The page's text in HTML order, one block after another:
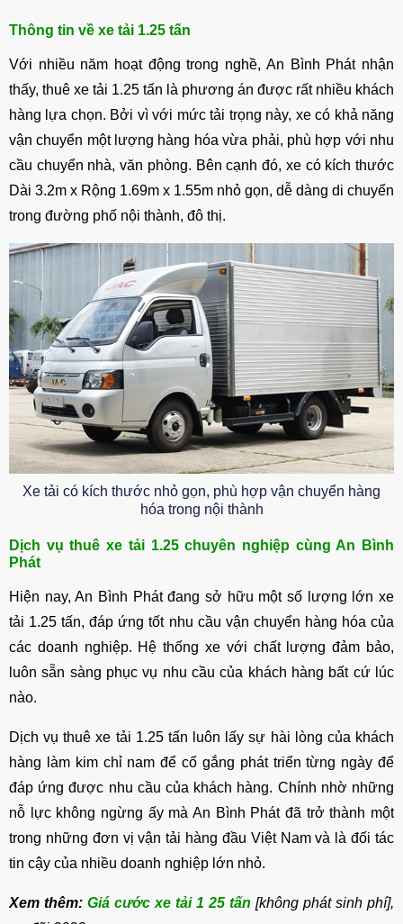
Thông tin về xe tải 1.25 tấn
Với nhiều năm hoạt động trong nghề, An Bình Phát nhận
thấy, thuê xe tải 1.25 tấn là phương án được rất nhiều khách
hàng lựa chọn. Bởi vì với mức tải trọng này, xe có khả năng
vận chuyển một lượng hàng hóa vừa phải, phù hợp với nhu
cầu chuyển nhà, văn phòng. Bên cạnh đó, xe có kích thước
Dài 3.2m x Rộng 1.69m x 1.55m nhỏ gọn, dễ dàng di chuyển
trong đường phố nội thành, đô thị.
Xe tải có kích thước nhỏ gọn, phù hợp vận chuyển hàng
hóa trong nội thành
Dịch vụ thuê xe tải 1.25 chuyên nghiệp cùng An Bình
Phát
Hiện nay, An Bình Phát đang sở hữu một số lượng lớn xe
tải 1.25 tấn, đáp ứng tốt nhu cầu vận chuyển hàng hóa của
các doanh nghiệp. Hệ thống xe với chất lượng đảm bảo,
luôn sẵn sàng phục vụ nhu cầu của khách hàng bất cứ lúc
nào.
Dịch vụ thuê xe tải 1.25 tấn luôn lấy sự hài lòng của khách
hàng làm kim chỉ nam để cố gắng phát triển từng ngày để
đáp ứng được nhu cầu của khách hàng. Chính nhờ những
nỗ lực không ngừng ấy mà An Bình Phát đã trở thành một
trong những đơn vị vận tải hàng đầu Việt Nam và là đối tác
tin cậy của nhiều doanh nghiệp lớn nhỏ.
Xem thêm: Giá cước xe tải 1 25 tấn [không phát sinh phí],